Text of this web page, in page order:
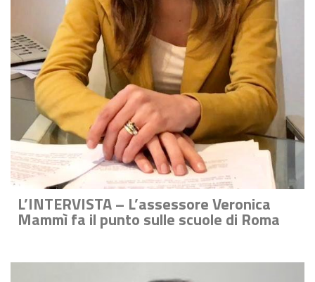
L’INTERVISTA – L’assessore Veronica
Mammì fa il punto sulle scuole di Roma